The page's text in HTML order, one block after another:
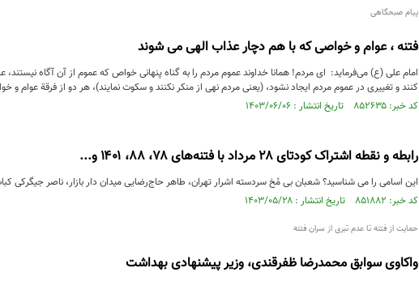
پیام صبحگاهی
فتنه ، عوام و خواصی که با هم دچار عذاب الهی می شوند
امام علی (ع) می‌فرماید: ای مردم! همانا خداوند عموم مردم را به گناه پنهانی خواص که عموم از آن آگاه
کنند و تغییری در عموم مردم ایجاد نشود، (یعنی مردم نهی از منکر نکنند و سکوت نمایند)، هر دو از فرقة عوام و
کد خبر: ۸۵۲۶۳۵ تاریخ انتشار : ۱۴۰۳/۰۶/۰۶
رابطه و نقطه اشتراک کودتای ۲۸ مرداد با فتنه‌های ۷۸، ۸۸، ۱۴۰۱ و...
این اسامی را می شناسید؟ شعبان بی مُخ سردسته اشرار تهران، طاهر حاج‌رضایی میدان دار بازار، ناصر جیگرکی
کد خبر: ۸۵۱۸۸۲ تاریخ انتشار : ۱۴۰۳/۰۵/۲۸
حمایت از فتنه تا عدم تبری از سران فتنه
واکاوی سوابق محمدرضا ظفرقندی، وزیر پیشنهادی بهداشت